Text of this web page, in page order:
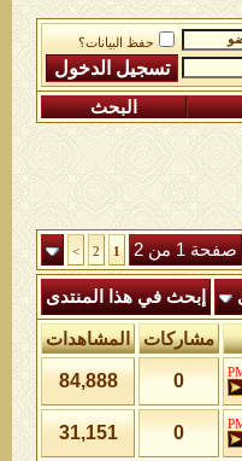
حفظ البيانات؟
البحث
صفحة 1 من 2 1
2
>
إبحث في هذا المنتدى
مشاركات المشاهدات
0
84,888
0
31,151